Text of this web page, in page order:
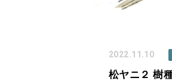
2022.11.10
松ヤニ２ 樹